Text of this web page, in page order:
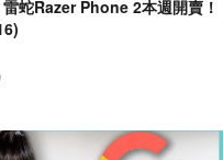
蛇Razer Phone 2本週開賣！